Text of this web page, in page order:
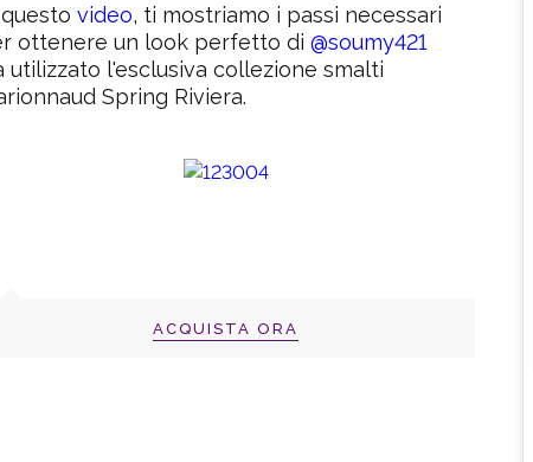
video, ti mostriamo i passi necessari
ottenere un look perfetto di @soumy421
utilizzato l'esclusiva collezione smalti
Spring Riviera.
ACQUISTA ORA